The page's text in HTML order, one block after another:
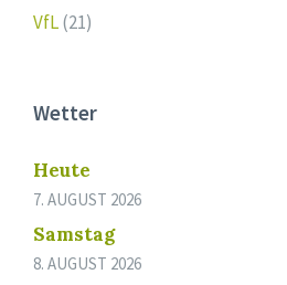
VfL(21)
Wetter
Heute
7. AUGUST 2026
Samstag
8. AUGUST 2026